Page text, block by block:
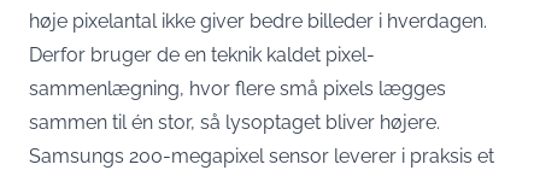
høje pixelantal ikke giver bedre billeder i hverdagen.
Derfor bruger de en teknik kaldet pixel-
sammenlægning, hvor flere små pixels lægges
sammen til én stor, så lysoptaget bliver højere.
Samsungs 200-megapixel sensor leverer i praksis et